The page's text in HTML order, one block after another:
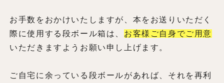
お手数をおかけいたしますが、本をお送りいただく
際に使用する段ボール箱は、 お客様ご自身でご用意
いただきますようお願い申し上げます。
ご自宅に余っている段ボールがあれば、それを再利